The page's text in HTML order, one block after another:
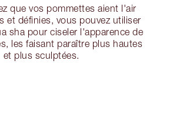
que vos pommettes aient l'air
et définies, vous pouvez utiliser
sha pour ciseler l'apparence de
les faisant paraître plus hautes
et plus sculptées.